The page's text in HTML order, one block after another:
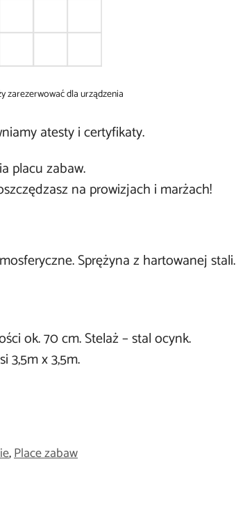
zarezerwować dla urządzenia
atesty i certyfikaty.
placu zabaw.
na prowizjach i marżach!
Sprężyna z hartowanej stali.
ok. 70 cm. Stelaż – stal ocynk.
3,5m x 3,5m.
,Place zabaw